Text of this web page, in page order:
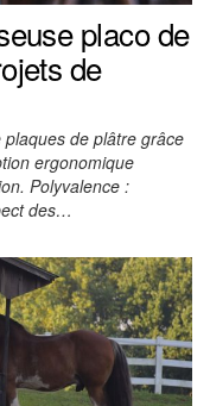
placo de
de
de plâtre grâce
ergonomique
Polyvalence :
des…